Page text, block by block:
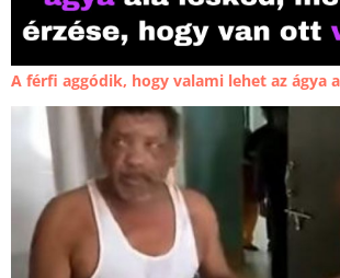
A férfi aggódik, hogy valami lehet az ágya